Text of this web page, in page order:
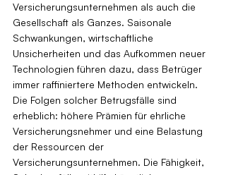
Versicherungsunternehmen als auch die
Gesellschaft als Ganzes. Saisonale
Schwankungen, wirtschaftliche
Unsicherheiten und das Aufkommen neuer
Technologien führen dazu, dass Betrüger
immer raffiniertere Methoden entwickeln.
Die Folgen solcher Betrugsfälle sind
erheblich: höhere Prämien für ehrliche
Versicherungsnehmer und eine Belastung
der Ressourcen der
Versicherungsunternehmen. Die Fähigkeit,